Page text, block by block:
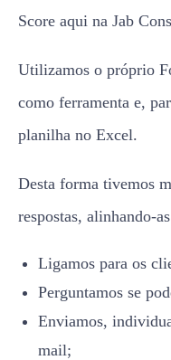
Score aqui na Jab
Utilizamos o próprio
como ferramenta e,
planilha no Excel.
Desta forma tivemos
respostas, alinhando-
Ligamos para os
Perguntamos se
Enviamos,
mail;